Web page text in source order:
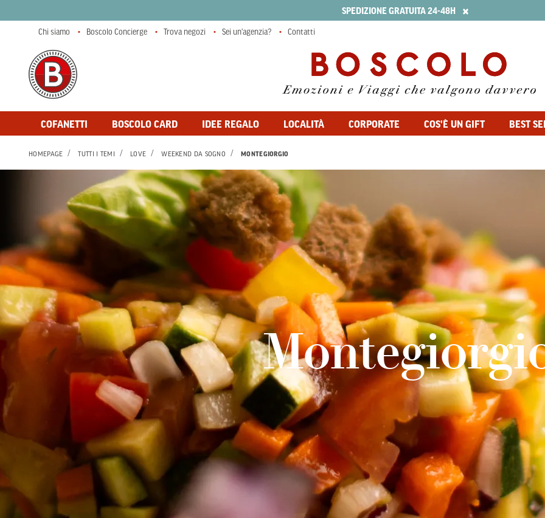
SPEDIZIONE GRATUITA 24-48H ×
COFANETTI BOSCOLO CARD IDEE REGALO LOCALITÀ CORPORATE COS'È UN GIFT BEST
Chi siamo Boscolo Concierge Trova negozi Sei un'agenzia? Contatti
HOMEPAGE TUTTI I TEMI LOVE WEEKEND DA SOGNO MONTEGIORGIO